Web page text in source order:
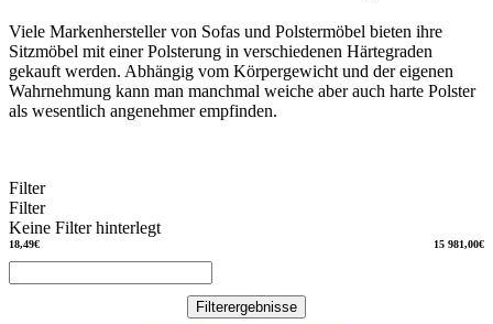
Viele Markenhersteller von Sofas und Polstermöbel bieten ihre
Sitzmöbel mit einer Polsterung in verschiedenen Härtegraden
gekauft werden. Abhängig vom Körpergewicht und der eigenen
Wahrnehmung kann man manchmal weiche aber auch harte Polster
als wesentlich angenehmer empfinden.
Filter
Filter
Keine Filter hinterlegt
18,49€ 15 981,00€
Filterergebnisse